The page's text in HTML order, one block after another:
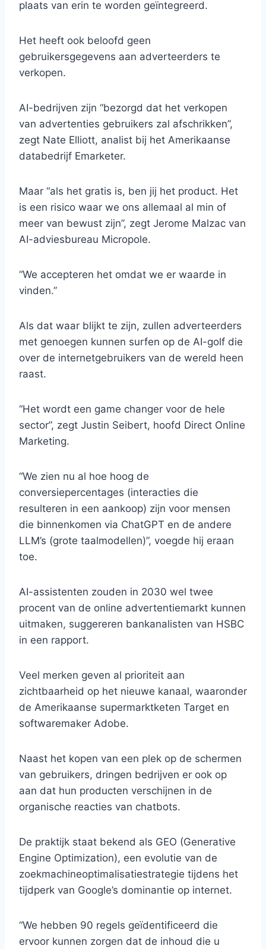
plaats van erin te worden geïntegreerd.
Het heeft ook beloofd geen
gebruikersgegevens aan adverteerders te
verkopen.
AI-bedrijven zijn “bezorgd dat het verkopen
van advertenties gebruikers zal afschrikken”,
zegt Nate Elliott, analist bij het Amerikaanse
databedrijf Emarketer.
Maar “als het gratis is, ben jij het product. Het
is een risico waar we ons allemaal al min of
meer van bewust zijn”, zegt Jerome Malzac van
AI-adviesbureau Micropole.
“We accepteren het omdat we er waarde in
vinden.”
Als dat waar blijkt te zijn, zullen adverteerders
met genoegen kunnen surfen op de AI-golf die
over de internetgebruikers van de wereld heen
raast.
“Het wordt een game changer voor de hele
sector”, zegt Justin Seibert, hoofd Direct Online
Marketing.
“We zien nu al hoe hoog de
conversiepercentages (interacties die
resulteren in een aankoop) zijn voor mensen
die binnenkomen via ChatGPT en de andere
LLM’s (grote taalmodellen)”, voegde hij eraan
toe.
AI-assistenten zouden in 2030 wel twee
procent van de online advertentiemarkt kunnen
uitmaken, suggereren bankanalisten van HSBC
in een rapport.
Veel merken geven al prioriteit aan
zichtbaarheid op het nieuwe kanaal, waaronder
de Amerikaanse supermarktketen Target en
softwaremaker Adobe.
Naast het kopen van een plek op de schermen
van gebruikers, dringen bedrijven er ook op
aan dat hun producten verschijnen in de
organische reacties van chatbots.
De praktijk staat bekend als GEO (Generative
Engine Optimization), een evolutie van de
zoekmachineoptimalisatiestrategie tijdens het
tijdperk van Google’s dominantie op internet.
“We hebben 90 regels geïdentificeerd die
ervoor kunnen zorgen dat de inhoud die u